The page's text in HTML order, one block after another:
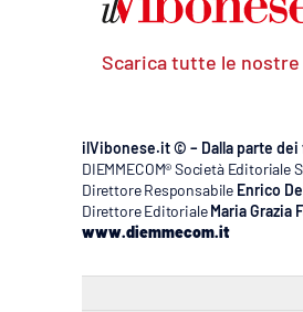
Scarica tutte le nostre
ilVibonese.it © – Dalla parte
DIEMMECOM® Società Editoriale
Direttore Responsabile Enrico
Direttore Editoriale Maria Grazia
www.diemmecom.it